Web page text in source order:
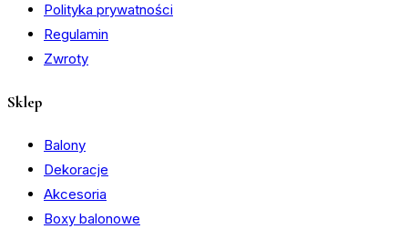
Polityka prywatności
Regulamin
Zwroty
Sklep
Balony
Dekoracje
Akcesoria
Boxy balonowe